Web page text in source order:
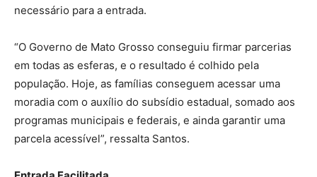
necessário para a entrada.
“O Governo de Mato Grosso conseguiu firmar parcerias
em todas as esferas, e o resultado é colhido pela
população. Hoje, as famílias conseguem acessar uma
moradia com o auxílio do subsídio estadual, somado aos
programas municipais e federais, e ainda garantir uma
parcela acessível”, ressalta Santos.